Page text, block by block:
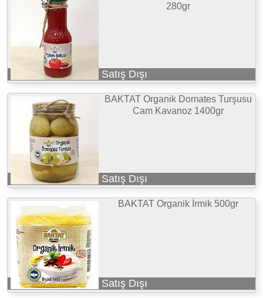
280gr
Satış Dışı
BAKTAT Organik Domates Turşusu
Cam Kavanoz 1400gr
Satış Dışı
BAKTAT Organik İrmik 500gr
Satış Dışı